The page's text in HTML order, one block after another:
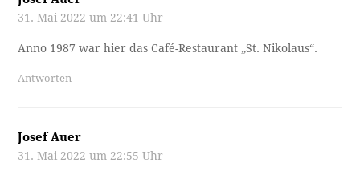
31. Mai 2022 um 22:41 Uhr
Anno 1987 war hier das Café-Restaurant „St. Nikolaus“.
Antworten
Josef Auer
31. Mai 2022 um 22:55 Uhr